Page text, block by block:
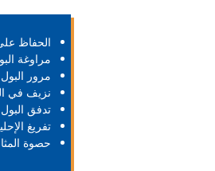
الحفاظ
مراوغة
مرور
نزيف في
تدفق
تفريغ
حصوة